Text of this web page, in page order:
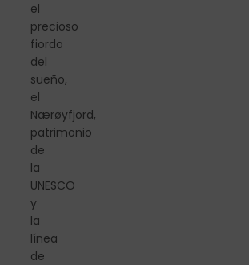
el
precioso
fiordo
del
sueño,
el
Nærøyfjord,
patrimonio
de
la
UNESCO
y
la
línea
de